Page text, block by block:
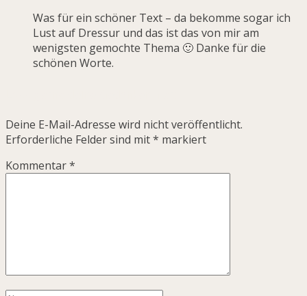
Was für ein schöner Text – da bekomme sogar ich
Lust auf Dressur und das ist das von mir am
wenigsten gemochte Thema 🙂 Danke für die
schönen Worte.
Deine E-Mail-Adresse wird nicht veröffentlicht.
Erforderliche Felder sind mit* markiert
Kommentar*